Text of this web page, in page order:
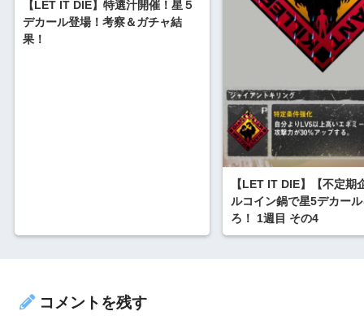
【LET IT DIE】特選汁開催！星５
デカール登場！考察＆ガチャ結
果！
【LET IT DIE】【不定期
ルコイン鍋で星5デカー
ろ！ 1週目 その4
コメントを残す